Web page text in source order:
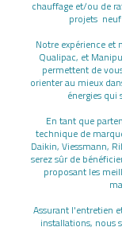
chauffage et/ou de
projets
Notre expérience et
Qualipac, et
permettent de
orienter au mieux
énergies qui
En tant que
technique de
Daikin, Viessmann,
serez sûr de
proposant les
Assurant l'entretien
installations, nous